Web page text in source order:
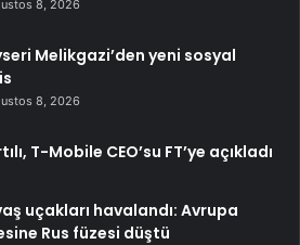
8, 2026
Melikgazi’den yeni sosyal
8, 2026
T-Mobile CEO’su FT’ye açıkladı
uçakları havalandı: Avrupa
Rus füzesi düştü